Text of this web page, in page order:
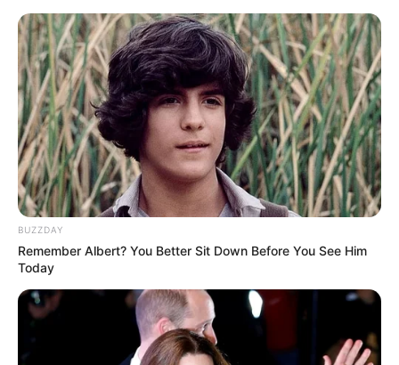
Sinopsis Zalim Episode 1
– 39 Lengkap
Sinopsis Cansu & Hazal,
Serial Turki Kisahkan Putri
yang Tertukar
Sinopsis Cinta Azize,
Cerita Masa Perang
Kemerdekaan Turki yang
Sinopsis Hercai Episode 1
– 47 Lengkap
BUZZDAY
Remember Albert? You Better Sit Down Before You See Him
Today